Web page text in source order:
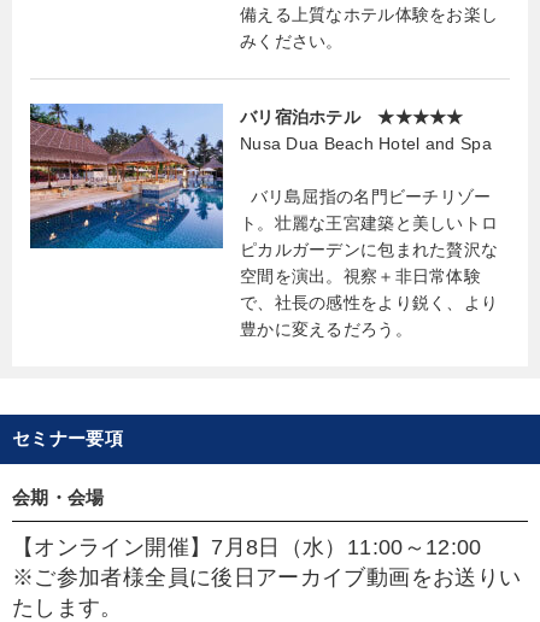
備える上質なホテル体験をお楽し
みください。
バリ宿泊ホテル ★★★★★
Nusa Dua Beach Hotel and Spa
バリ島屈指の名門ビーチリゾー
ト。壮麗な王宮建築と美しいトロ
ピカルガーデンに包まれた贅沢な
空間を演出。視察＋非日常体験
で、社長の感性をより鋭く、より
豊かに変えるだろう。
セミナー要項
会期・会場
【オンライン開催】7月8日（水）11:00～12:00
※ご参加者様全員に後日アーカイブ動画をお送りい
たします。